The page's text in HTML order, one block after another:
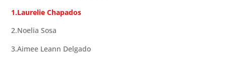
1.Laurelie Chapados
2.Noelia Sosa
3.Aimee Leann Delgado